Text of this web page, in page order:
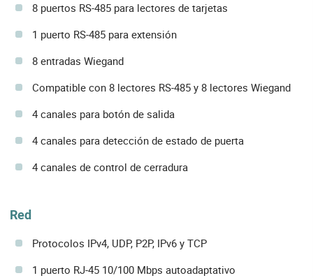
8 puertos RS-485 para lectores de tarjetas
1 puerto RS-485 para extensión
8 entradas Wiegand
Compatible con 8 lectores RS-485 y 8 lectores Wiegand
4 canales para botón de salida
4 canales para detección de estado de puerta
4 canales de control de cerradura
Red
Protocolos IPv4, UDP, P2P, IPv6 y TCP
1 puerto RJ-45 10/100 Mbps autoadaptativo